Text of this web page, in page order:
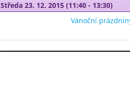
Středa 23. 12. 2015 (11:40 - 13:30)
Vánoční